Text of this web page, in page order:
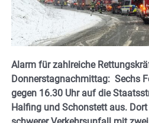
Alarm für zahlreiche
Donnerstagnachmittag: Sechs
gegen 16.30 Uhr auf die
Halfing und Schonstett aus.